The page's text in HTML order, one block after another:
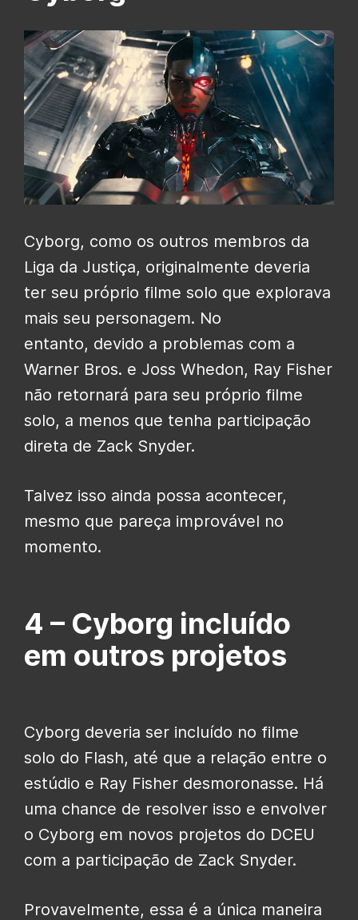
Cyborg, como os outros membros da
Liga da Justiça, originalmente deveria
ter seu próprio filme solo que explorava
mais seu personagem. No
entanto, devido a problemas com a
Warner Bros. e Joss Whedon, Ray Fisher
não retornará para seu próprio filme
solo, a menos que tenha participação
direta de Zack Snyder.
Talvez isso ainda possa acontecer,
mesmo que pareça improvável no
momento.
4 – Cyborg incluído
em outros projetos
Cyborg deveria ser incluído no filme
solo do Flash, até que a relação entre o
estúdio e Ray Fisher desmoronasse. Há
uma chance de resolver isso e envolver
o Cyborg em novos projetos do DCEU
com a participação de Zack Snyder.
Provavelmente, essa é a única maneira